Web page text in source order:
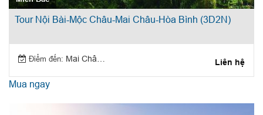
Tour Nội Bài-Mộc Châu-Mai Châu-Hòa Bình (3D2N)
Điểm đến: Mai Châu, Mộc Châu Liên hệ
Mua ngay